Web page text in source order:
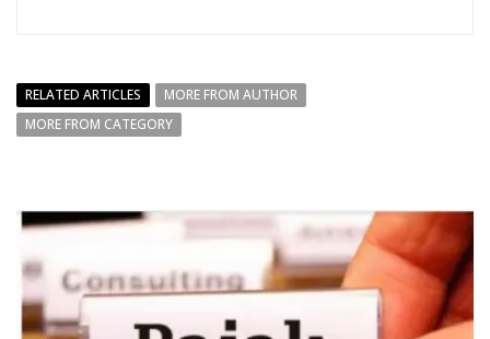
RELATED ARTICLES
MORE FROM AUTHOR
MORE FROM CATEGORY